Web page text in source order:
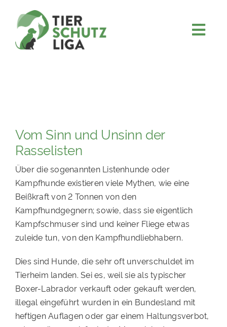
content
FÖRDERN & VERERBEN
KOOPERATIONEN
4KIDS
TIERHEIMTIERE
TIERHEIME
PATENSCHAFTEN
HELFER WERDEN
RATGEBER
Vom Sinn und Unsinn der
Rasselisten
Über die sogenannten Listenhunde oder
Kampfhunde existieren viele Mythen, wie eine
Beißkraft von 2 Tonnen von den
Kampfhundgegnern; sowie, dass sie eigentlich
Kampfschmuser sind und keiner Fliege etwas
zuleide tun, von den Kampfhundliebhabern.
Dies sind Hunde, die sehr oft unverschuldet im
Tierheim landen. Sei es, weil sie als typischer
Boxer-Labrador verkauft oder gekauft werden,
illegal eingeführt wurden in ein Bundesland mit
heftigen Auflagen oder gar einem Haltungsverbot,